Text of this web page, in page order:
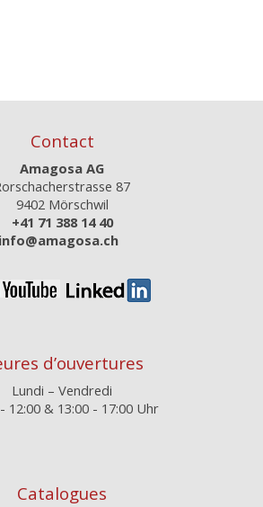
Contact
Amagosa AG
87
9402 Mörschwil
+41 71 388 14 40
info@amagosa.ch
d’ouvertures
Lundi – Vendredi
12:00 & 13:00 - 17:00 Uhr
Catalogues